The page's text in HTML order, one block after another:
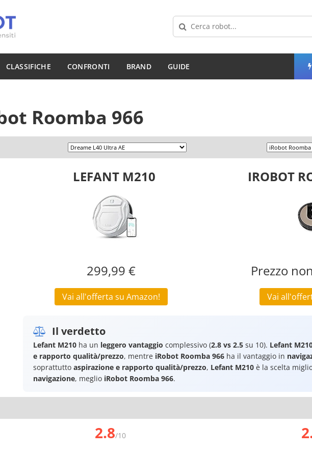
CLASSIFICHE CONFRONTI BRAND GUIDE
Roomba 966
LEFANT M210 IROBOT
299,99 €
Vai all'offerta su Amazon!
Prezzo
Vai
Il verdetto
Lefant M210 ha un leggero vantaggio complessivo (2.8 vs 2.5 su 10). Lefant
e rapporto qualità/prezzo, mentre iRobot Roomba 966 ha il vantaggio in
soprattutto aspirazione e rapporto qualità/prezzo, Lefant M210 è la scelta
navigazione, meglio iRobot Roomba 966.
2.8/10